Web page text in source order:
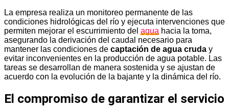
La empresa realiza un monitoreo permanente de las
condiciones hidrológicas del río y ejecuta intervenciones que
permiten mejorar el escurrimiento del agua hacia la toma,
asegurando la derivación del caudal necesario para
mantener las condiciones de captación de agua cruda y
evitar inconvenientes en la producción de agua potable. Las
tareas se desarrollan de manera sostenida y se ajustan de
acuerdo con la evolución de la bajante y la dinámica del río.
El compromiso de garantizar el servicio